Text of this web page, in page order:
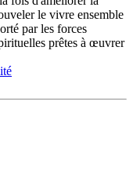
le vivre ensemble
par les forces
prêtes à œuvrer